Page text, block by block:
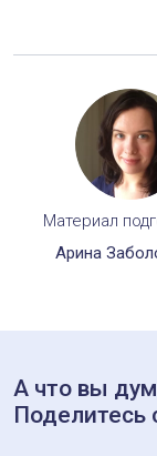
Материал
Арина
А что вы
Поделитесь